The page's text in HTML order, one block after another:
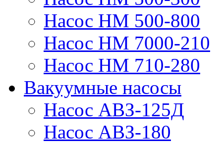
Насос НМ 500-800
Насос НМ 7000-210
Насос НМ 710-280
Вакуумные насосы
Насос АВЗ-125Д
Насос АВЗ-180